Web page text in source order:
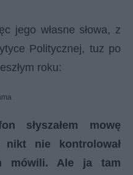
jego własne słowa, z
Politycznej, tuz po
roku:
słyszałem mowę
nikt nie kontrolował
mówili. Ale ja tam